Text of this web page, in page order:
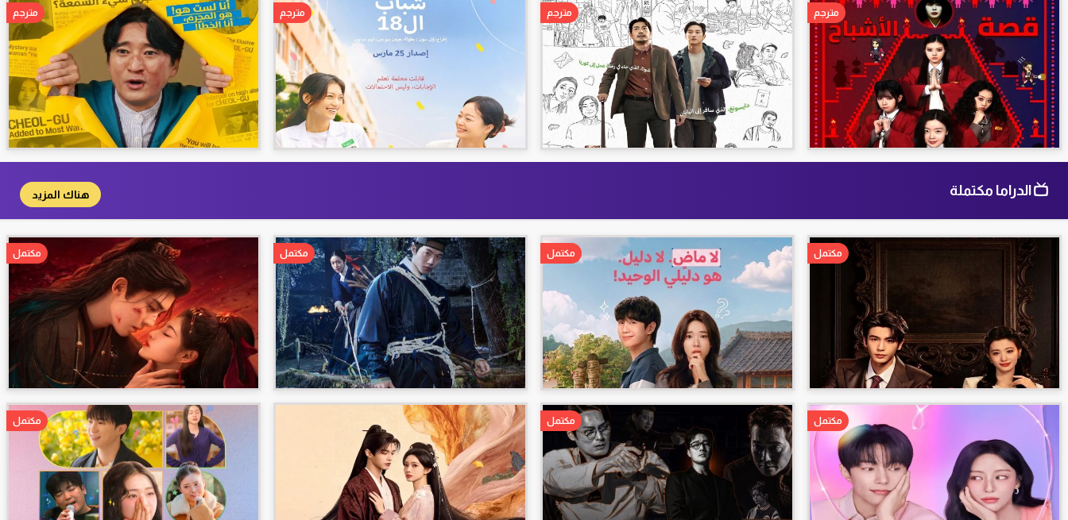
مترجم مترجم مترجم مترجم
هناك المزيد الدراما مكتملة
مكتمل مكتمل مكتمل مكتمل
مكتمل مكتمل مكتمل